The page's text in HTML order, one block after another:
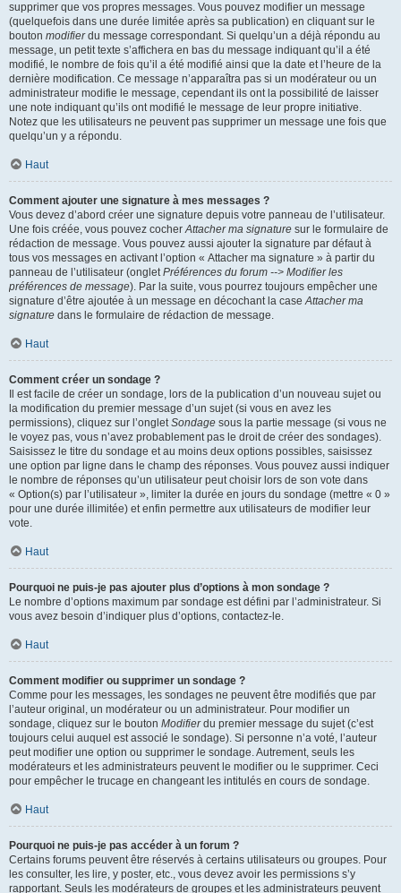
supprimer que vos propres messages. Vous pouvez modifier un message
(quelquefois dans une durée limitée après sa publication) en cliquant sur le
bouton modifierdu message correspondant. Si quelqu’un a déjà répondu au
message, un petit texte s’affichera en bas du message indiquant qu’il a été
modifié, le nombre de fois qu’il a été modifié ainsi que la date et l’heure de la
dernière modification. Ce message n’apparaîtra pas si un modérateur ou un
administrateur modifie le message, cependant ils ont la possibilité de laisser
une note indiquant qu’ils ont modifié le message de leur propre initiative.
Notez que les utilisateurs ne peuvent pas supprimer un message une fois que
quelqu’un y a répondu.
Haut
Comment ajouter une signature à mes messages ?
Vous devez d’abord créer une signature depuis votre panneau de l’utilisateur.
Une fois créée, vous pouvez cocherAttacher ma signature sur le formulaire de
rédaction de message. Vous pouvez aussi ajouter la signature par défaut à
tous vos messages en activant l’option « Attacher ma signature » à partir du
panneau de l’utilisateur (ongletPréférences du forum --> Modifier les
préférences de message). Par la suite, vous pourrez toujours empêcher une
signature d’être ajoutée à un message en décochant la caseAttacher ma
signature dans le formulaire de rédaction de message.
Haut
Comment créer un sondage ?
Il est facile de créer un sondage, lors de la publication d’un nouveau sujet ou
la modification du premier message d’un sujet (si vous en avez les
permissions), cliquez sur l’ongletSondage sous la partie message (si vous ne
le voyez pas, vous n’avez probablement pas le droit de créer des sondages).
Saisissez le titre du sondage et au moins deux options possibles, saisissez
une option par ligne dans le champ des réponses. Vous pouvez aussi indiquer
le nombre de réponses qu’un utilisateur peut choisir lors de son vote dans
« Option(s) par l’utilisateur », limiter la durée en jours du sondage (mettre « 0 »
pour une durée illimitée) et enfin permettre aux utilisateurs de modifier leur
vote.
Haut
Pourquoi ne puis-je pas ajouter plus d’options à mon sondage ?
Le nombre d’options maximum par sondage est défini par l’administrateur. Si
vous avez besoin d’indiquer plus d’options, contactez-le.
Haut
Comment modifier ou supprimer un sondage ?
Comme pour les messages, les sondages ne peuvent être modifiés que par
l’auteur original, un modérateur ou un administrateur. Pour modifier un
sondage, cliquez sur le bouton Modifierdu premier message du sujet (c’est
toujours celui auquel est associé le sondage). Si personne n’a voté, l’auteur
peut modifier une option ou supprimer le sondage. Autrement, seuls les
modérateurs et les administrateurs peuvent le modifier ou le supprimer. Ceci
pour empêcher le trucage en changeant les intitulés en cours de sondage.
Haut
Pourquoi ne puis-je pas accéder à un forum ?
Certains forums peuvent être réservés à certains utilisateurs ou groupes. Pour
les consulter, les lire, y poster, etc., vous devez avoir les permissions s’y
rapportant. Seuls les modérateurs de groupes et les administrateurs peuvent